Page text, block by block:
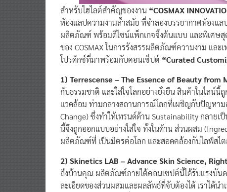
สำหรับไฮไลต์สำคัญของงาน “COSMAX
ห้องแลปความงามล้ำสมัย ที่จำลองบรรยากาศห้องแล
ผลิตภัณฑ์ พร้อมดีไซน์แพ็กเกจจิ้งต้นแบบ และพิเศษ
ของ COSMAX ในการรังสรรผลิตภัณฑ์ความงาม และ
โปรดักซ์ที่มาพร้อมกับคอนเซ็ปต์ “Curated
1) Terrescense – The Essence of Beauty from
กับธรรมชาติ และใส่ใจโลกอย่างยั่งยืน สินค้าในไล
แวดล้อม ท่ามกลางสถานการณ์โลกที่เผชิญกับปัญหา
Change) ซึ่งทำให้เทรนด์ด้าน Sustainability กลาย
นี้จึงถูกออกแบบอย่างใส่ใจ ทั้งในด้าน ส่วนผสม
ผลิตภัณฑ์ที่ เป็นมิตรต่อโลก และสอดคล้องกับไลฟ์สไ
2) Skinetics LAB – Advance Skin Science,
ถึงบ้านคุณ ผลิตภัณฑ์ภายใต้คอนเซปต์นี้ได้รับแรงบัน
ละเอียดของส่วนผสมและผลลัพธ์ที่จับต้องได้ เราได้น